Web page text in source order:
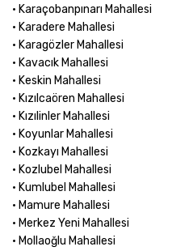
• Karaçobanpınarı Mahallesi
• Karadere Mahallesi
• Karagözler Mahallesi
• Kavacık Mahallesi
• Keskin Mahallesi
• Kızılcaören Mahallesi
• Kızılinler Mahallesi
• Koyunlar Mahallesi
• Kozkayı Mahallesi
• Kozlubel Mahallesi
• Kumlubel Mahallesi
• Mamure Mahallesi
• Merkez Yeni Mahallesi
• Mollaoğlu Mahallesi